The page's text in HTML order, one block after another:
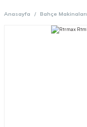
Anasayfa Bahçe Makinaları